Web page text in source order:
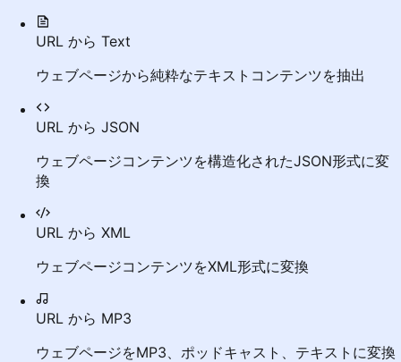
URL から Text
ウェブページから純粋なテキストコンテンツを抽出
URL から JSON
ウェブページコンテンツを構造化されたJSON形式に変
換
URL から XML
ウェブページコンテンツをXML形式に変換
URL から MP3
ウェブページをMP3、ポッドキャスト、テキストに変換